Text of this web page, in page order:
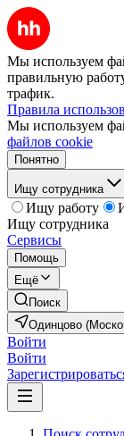
Мы используем
правильную
трафик.
Правила
Мы используем
файлов cookie
Понятно
Ищу сотрудника
Ищу работу
Ищу сотрудника
Сервисы
Помощь
Ещё
Поиск
Одинцово
Войти
Войти